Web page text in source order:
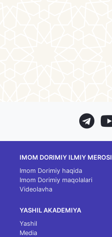
IMOM DORIMIY ILMIY MEROSI
Imom Dorimiy haqida
Imom Dorimiy maqolalari
Videolavha
YASHIL AKADEMIYA
Yashil
Media